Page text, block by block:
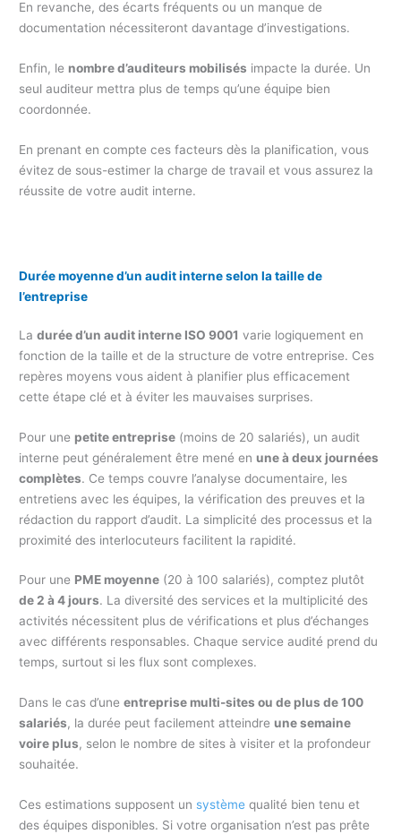
En revanche, des écarts fréquents ou un manque de
documentation nécessiteront davantage d’investigations.
Enfin, le nombre d’auditeurs mobilisés impacte la durée. Un
seul auditeur mettra plus de temps qu’une équipe bien
coordonnée.
En prenant en compte ces facteurs dès la planification, vous
évitez de sous-estimer la charge de travail et vous assurez la
réussite de votre audit interne.
Durée moyenne d’un audit interne selon la taille de
l’entreprise
Ladurée d’un audit interne ISO 9001 varie logiquement en
fonction de la taille et de la structure de votre entreprise. Ces
repères moyens vous aident à planifier plus efficacement
cette étape clé et à éviter les mauvaises surprises.
Pour une petite entreprise (moins de 20 salariés), un audit
interne peut généralement être mené en une à deux journées
complètes. Ce temps couvre l’analyse documentaire, les
entretiens avec les équipes, la vérification des preuves et la
rédaction du rapport d’audit. La simplicité des processus et la
proximité des interlocuteurs facilitent la rapidité.
Pour une PME moyenne (20 à 100 salariés), comptez plutôt
de 2 à 4 jours. La diversité des services et la multiplicité des
activités nécessitent plus de vérifications et plus d’échanges
avec différents responsables. Chaque service audité prend du
temps, surtout si les flux sont complexes.
Dans le cas d’uneentreprise multi-sites ou de plus de 100
salariés, la durée peut facilement atteindre une semaine
voire plus, selon le nombre de sites à visiter et la profondeur
souhaitée.
Ces estimations supposent un système qualité bien tenu et
des équipes disponibles. Si votre organisation n’est pas prête